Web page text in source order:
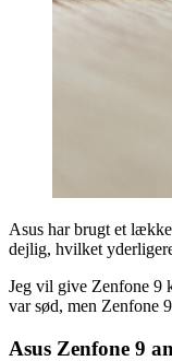
Asus har brugt et
dejlig, hvilket
Jeg vil give Zenfone 9
var sød, men Zenfone
Asus Zenfone 9